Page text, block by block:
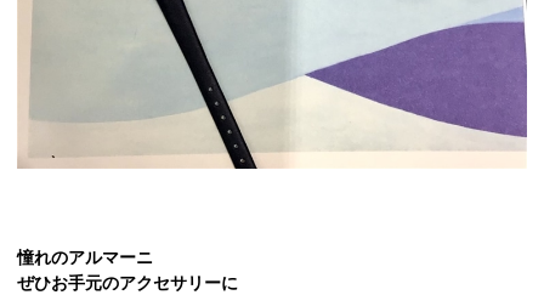
憧れのアルマーニ
ぜひお手元のアクセサリーに